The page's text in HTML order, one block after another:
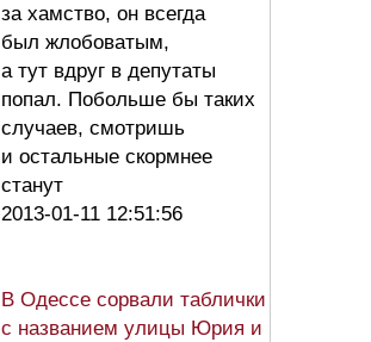
за хамство, он всегда
был жлобоватым,
а тут вдруг в депутаты
попал. Побольше бы таких
случаев, смотришь
и остальные скормнее
станут
2013-01-11 12:51:56
В Одессе сорвали таблички
с названием улицы Юрия и